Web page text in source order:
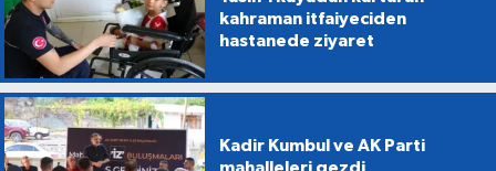
kahraman itfaiyeciden
hastanede ziyaret
Kadir Kumbul ve AK Parti